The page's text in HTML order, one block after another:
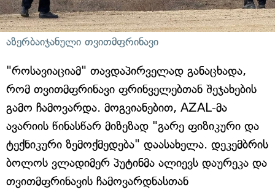
აზერბაიჯანული თვითმფრინავი
"როსავიაციამ" თავდაპირველად განაცხადა,
რომ თვითმფრინავი ფრინველებთან შეჯახების
გამო ჩამოვარდა. მოგვიანებით, AZAL-მა
ავარიის წინასწარ მიზეზად "გარე ფიზიკური და
ტექნიკური ზემოქმედება" დაასახელა. დეკემბრის
ბოლოს ვლადიმერ პუტინმა ალიევს დაურეკა და
თვითმფრინავის ჩამოვარდნასთან